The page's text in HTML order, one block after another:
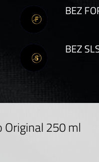
BEZ
BEZ
Original 250 ml